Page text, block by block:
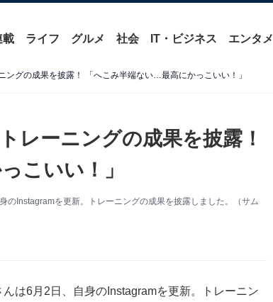
載 ライフ グルメ 社会 IT・ビジネス エンタメ
ングの成果を披露！ 「へこみ半端ない…最高にかっこいい！」
レーニングの成果を披露！
こいい！」
のInstagramを更新。トレーニングの成果を披露しました。（サム
は6月2日、自身のInstagramを更新。トレーニン